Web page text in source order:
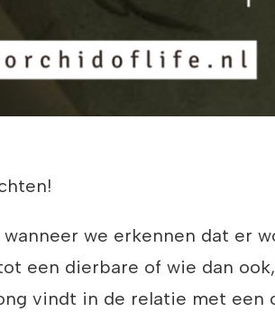
we erkennen dat er
een dierbare of wie dan
vindt in de relatie met een